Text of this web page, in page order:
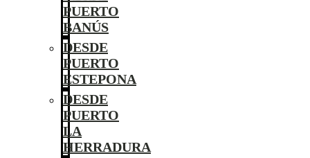
PUERTO
BANÚS
DESDE
PUERTO
ESTEPONA
DESDE
PUERTO
LA
HERRADURA